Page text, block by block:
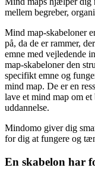
mellem begreber,
Mind map-skabeloner
på, da de er rammer,
emne med vejledende
map-skabeloner den
specifikt emne og
mind map. De er en
lave et mind map om
uddannelse.
Mindomo giver dig
for dig at fungere og
En skabelon har